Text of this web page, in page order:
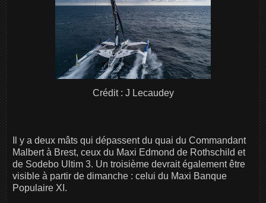
Crédit : J Lecaudey
Il y a deux mâts qui dépassent du quai du Commandant
Malbert à Brest, ceux du Maxi Edmond de Rothschild et
de Sodebo Ultim 3. Un troisième devrait également être
visible à partir de dimanche : celui du Maxi Banque
Populaire XI.